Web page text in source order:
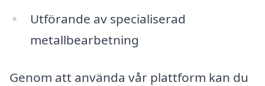
Utförande av specialiserad
metallbearbetning
Genom att använda vår plattform kan du